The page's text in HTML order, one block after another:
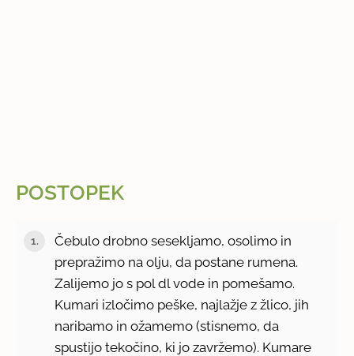
POSTOPEK
Čebulo drobno sesekljamo, osolimo in
prepražimo na olju, da postane rumena.
Zalijemo jo s pol dl vode in pomešamo.
Kumari izločimo peške, najlažje z žlico, jih
naribamo in ožamemo (stisnemo, da
spustijo tekočino, ki jo zavržemo). Kumare